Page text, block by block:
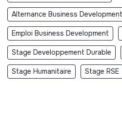
Alternance Business Development
Emploi Business Development
Stage Developpement Durable
Stage Humanitaire Stage RSE